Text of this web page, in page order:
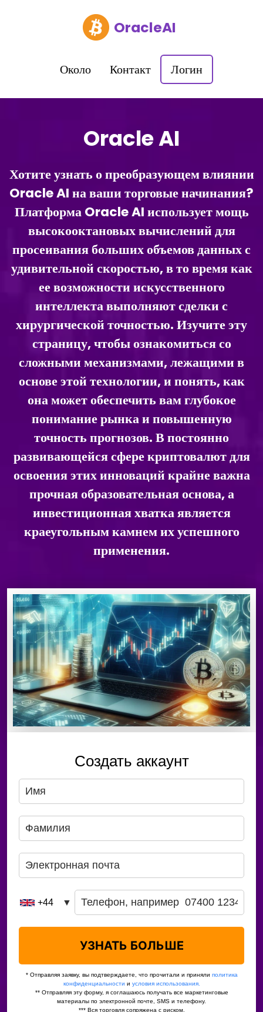
OracleAI
Около Контакт Логин
Oracle AI
Хотите узнать о преобразующем влиянии
Oracle AI на ваши торговые начинания?
Платформа Oracle AI использует мощь
высокооктановых вычислений для
просеивания больших объемов данных с
удивительной скоростью, в то время как
ее возможности искусственного
интеллекта выполняют сделки с
хирургической точностью. Изучите эту
страницу, чтобы ознакомиться со
сложными механизмами, лежащими в
основе этой технологии, и понять, как
она может обеспечить вам глубокое
понимание рынка и повышенную
точность прогнозов. В постоянно
развивающейся сфере криптовалют для
освоения этих инноваций крайне важна
прочная образовательная основа, а
инвестиционная хватка является
краеугольным камнем их успешного
применения.